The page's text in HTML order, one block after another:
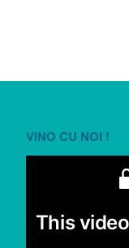
VINO CU NOI !